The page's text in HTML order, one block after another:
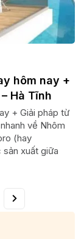
Hà Tĩnh
+ Giải pháp từ
về Nhôm
(hay
xuất giữa